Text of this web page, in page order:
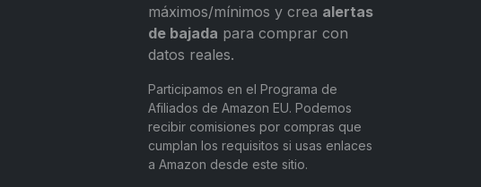
máximos/mínimos y crea alertas
de bajada para comprar con
datos reales.
Participamos en el Programa de
Afiliados de Amazon EU. Podemos
recibir comisiones por compras que
cumplan los requisitos si usas enlaces
a Amazon desde este sitio.